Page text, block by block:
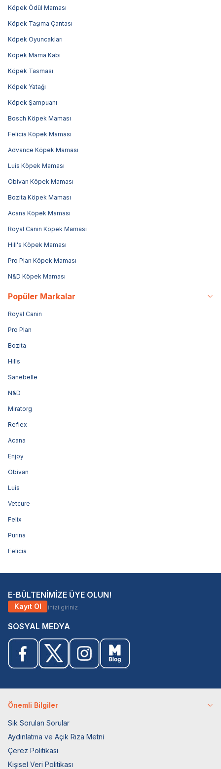
Köpek Ödül Maması
Köpek Taşıma Çantası
Köpek Oyuncakları
Köpek Mama Kabı
Köpek Tasması
Köpek Yatağı
Köpek Şampuanı
Bosch Köpek Maması
Felicia Köpek Maması
Advance Köpek Maması
Luis Köpek Maması
Obivan Köpek Maması
Bozita Köpek Maması
Acana Köpek Maması
Royal Canin Köpek Maması
Hill's Köpek Maması
Pro Plan Köpek Maması
N&D Köpek Maması
Popüler Markalar
Royal Canin
Pro Plan
Bozita
Hills
Sanebelle
N&D
Miratorg
Reflex
Acana
Enjoy
Obivan
Luis
Vetcure
Felix
Purina
Felicia
E-BÜLTENİMİZE ÜYE OLUN!
Kayıt Ol
SOSYAL MEDYA
Önemli Bilgiler
Sık Sorulan Sorular
Aydınlatma ve Açık Rıza Metni
Çerez Politikası
Kişisel Veri Politikası